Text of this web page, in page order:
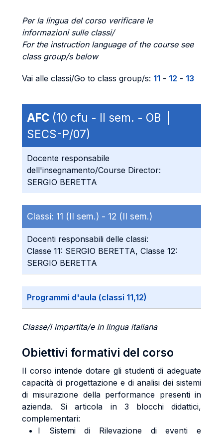
Per la lingua del corso verificare le
informazioni sulle classi/
For the instruction language of the course see
class group/s below
Vai alle classi/Go to class group/s: 11 - 12 - 13
AFC (10 cfu - II sem. - OB |
SECS-P/07)
Docente responsabile
dell'insegnamento/Course Director:
SERGIO BERETTA
Classi: 11 (II sem.) - 12 (II sem.)
Docenti responsabili delle classi:
Classe 11: SERGIO BERETTA, Classe 12:
SERGIO BERETTA
Programmi d'aula (classi 11,12)
Classe/i impartita/e in lingua italiana
Obiettivi formativi del corso
Il corso intende dotare gli studenti di adeguate
capacità di progettazione e di analisi dei sistemi
di misurazione della performance presenti in
azienda. Si articola in 3 blocchi didattici,
complementari:
I Sistemi di Rilevazione di eventi e